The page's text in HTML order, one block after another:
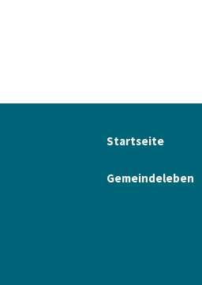
Startseite
Gemeindeleben